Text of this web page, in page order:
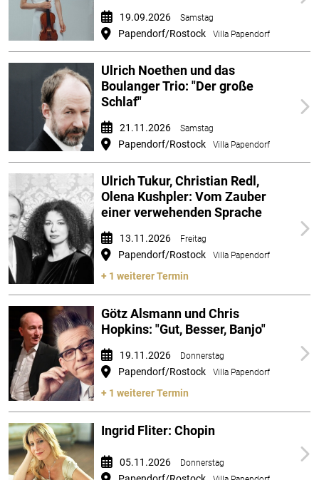
19.09.2026 Samstag
Papendorf/Rostock Villa Papendorf
Ulrich Noethen und das
Boulanger Trio: "Der große
Schlaf"
21.11.2026 Samstag
Papendorf/Rostock Villa Papendorf
Ulrich Tukur, Christian Redl,
Olena Kushpler: Vom Zauber
einer verwehenden Sprache
13.11.2026 Freitag
Papendorf/Rostock Villa Papendorf
+ 1 weiterer Termin
Götz Alsmann und Chris
Hopkins: "Gut, Besser, Banjo"
19.11.2026 Donnerstag
Papendorf/Rostock Villa Papendorf
+ 1 weiterer Termin
Ingrid Fliter: Chopin
05.11.2026 Donnerstag